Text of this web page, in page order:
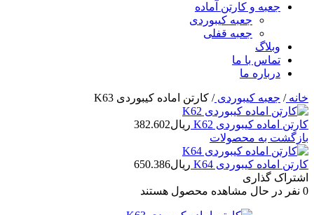
جعبه و کارتن آماده
جعبه کیبوردی
جعبه قفلی
وبلاگ
تماس با ما
درباره ما
خانه/ جعبه کیبوردی/ کارتن اماده کیبوردی K63
کارتن اماده کیبوردی K62 ریال382.602
بازگشت به محصولات
کارتن اماده کیبوردی K64 ریال650.386
اشتراک گذاری
0 نفر در حال مشاهده محصول هستند